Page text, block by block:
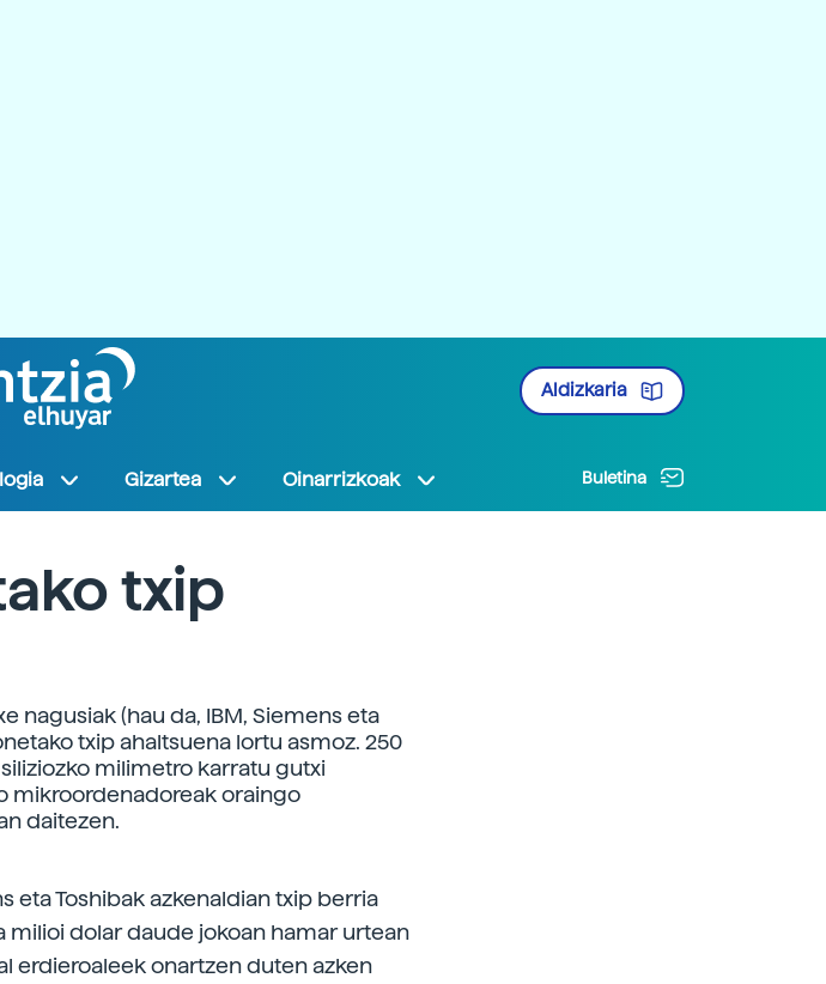
Aldizkaria
Gizartea Oinarrizkoak Buletina
txip
nagusiak (hau da, IBM, Siemens eta
txip ahaltsuena lortu asmoz. 250
milimetro karratu gutxi
mikroordenadoreak oraingo
daitezen.
eta Toshibak azkenaldian txip berria
milioi dolar daude jokoan hamar urtean
erdieroaleek onartzen duten azken